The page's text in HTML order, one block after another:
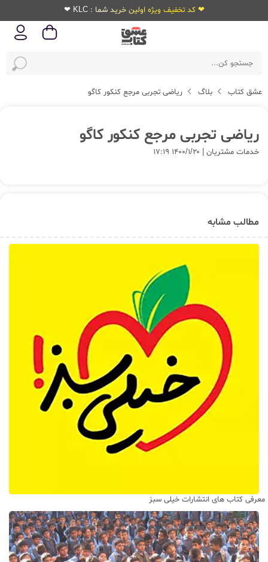
❤ کد تخفیف ویژه اولین خرید شما : KLC ❤
عشق کتاب بلاگ ریاضی تجربی مرجع کنکور کاگو
ریاضی تجربی مرجع کنکور کاگو
خدمات مشتریان | ۱۴۰۰/۱/۲۰ ۱۷:۱۹
مطالب مشابه
معرفی کتاب های انتشارات خیلی سبز